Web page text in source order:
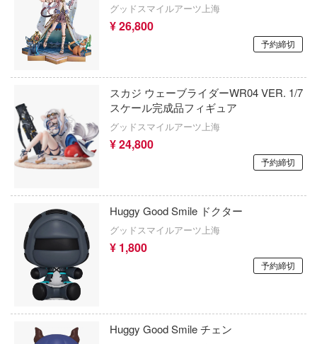
グッドスマイルアーツ上海
¥ 26,800
予約締切
スカジ ウェーブライダーWR04 VER. 1/7
スケール完成品フィギュア
グッドスマイルアーツ上海
¥ 24,800
予約締切
Huggy Good Smile ドクター
グッドスマイルアーツ上海
¥ 1,800
予約締切
Huggy Good Smile チェン
クラッシャージョウ
くまモン
黒子のバスケ
薬屋のひとりごと
恋は双子で割り切れない
けいおん!
んは、コミュ症です。
ントヒルシリーズ
MISSIONS (サーティ ミニッツ
ンズ)
ーバード
OF FIGHTERS
ーパンク: エッジランナーズ
Pockets
SISTERS (サーティ ミニッツ
ハーレム